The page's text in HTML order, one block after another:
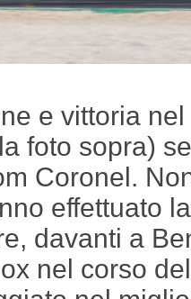
e vittoria
foto sopra)
Coronel.
effettuato
davanti a
nel corso